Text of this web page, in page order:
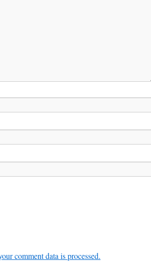
comment data is processed.